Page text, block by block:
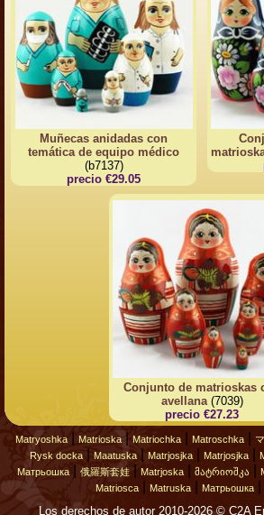
Muñecas anidadas con
temática de equipo médico
(b7137)
precio €29.05
Conjunto de matrioskas
avellana(7039)
precio €27.23
Matryoshka| Matrioska| Matriochka| Matroschka|
Rysk docka| Maatuska| Matrjosjka| Matrjosjka|
Матрьошка 俄羅斯套娃 Matrjoska მატრიოშკა
Matriosca Matruska Матрьошка
Los derechos de autor 2010-2026 © C2A